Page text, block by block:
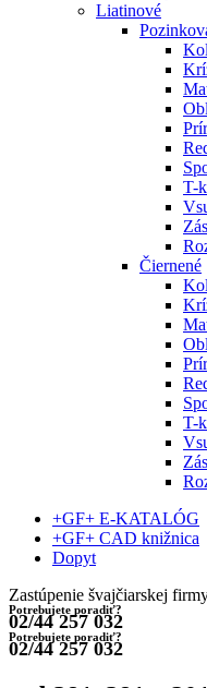
Liatinové
T-
Čiernené
T-
+GF+ E-KATALÓG
+GF+ CAD knižnica
Dopyt
Zastúpenie švajčiarskej
Potrebujete poradiť?
02/44 257 032
Potrebujete poradiť?
02/44 257 032